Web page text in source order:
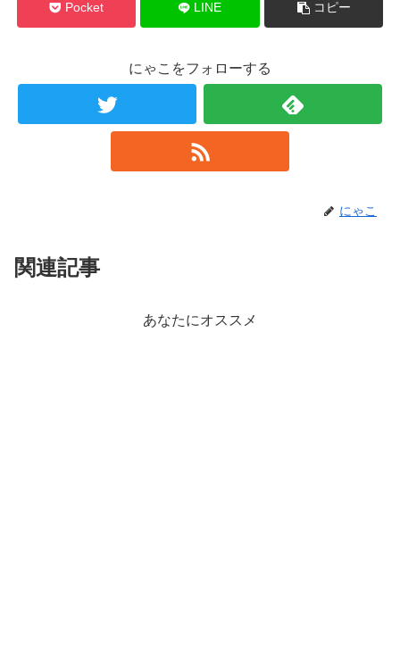
Pocket LINE コピー
にゃこをフォローする
にゃこ
関連記事
あなたにオススメ